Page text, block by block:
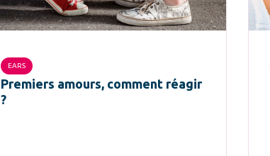
EARS
Premiers amours, comment réagir
?